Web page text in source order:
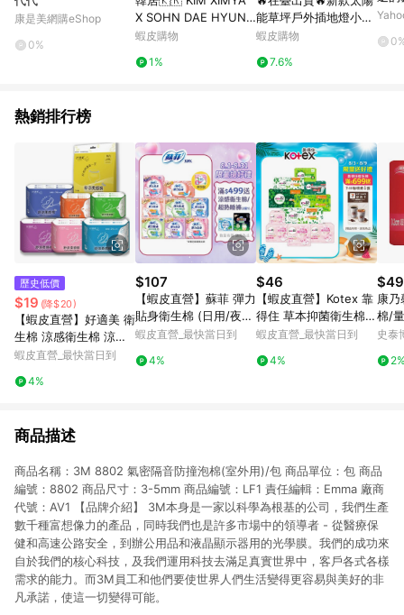
康是美網購eShop
0%
X SOHN DAE HYUN -
MOONSHINE 專輯
蝦皮購物
1%
能草坪戶外插地燈小夜
燈裝飾小院子花園別墅
蝦皮購物
7.6%
[二
熱銷排行榜
歷史低價
$19 (降$20)
【蝦皮直營】好適美 衛
生棉 涼感衛生棉 涼感
護墊 日用 量少型護墊
衛生巾 安睡褲 褲型 透
蝦皮直營_最快當日到
4%
$107
【蝦皮直營】蘇菲 彈力
貼身衛生棉 (日用/夜
用) 超薄 輕薄 衛生棉
蝦皮直營_最快當日到
4%
$46
【蝦皮直營】Kotex 靠
得住 草本抑菌衛生棉/
草本抑菌加強版/好菌P
乾爽新升級
蝦皮直營_最快當日到
4%
$49
康乃
棉/
片/包
史泰
商品描述
商品名稱：3M 8802 氣密隔音防撞泡棉(室外用)/包 商品單位：包 商品
編號：8802 商品尺寸：3-5mm 商品編號：LF1 責任編輯：Emma 廠商
代號：AV1 【品牌介紹】 3M本身是一家以科學為根基的公司，我們生產
數千種富想像力的產品，同時我們也是許多市場中的領導者 - 從醫療保
健和高速公路安全，到辦公用品和液晶顯示器用的光學膜。我們的成功來
自於我們的核心科技，及我們運用科技去滿足真實世界中，客戶各式各樣
需求的能力。而3M員工和他們要使世界人們生活變得更容易與美好的非
凡承諾，使這一切變得可能。